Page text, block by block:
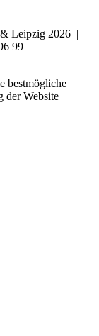
Leipzig 2026 |
99
bestmögliche
der Website